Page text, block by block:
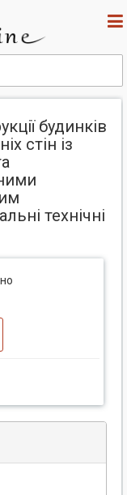
будинків
стін із
технічні